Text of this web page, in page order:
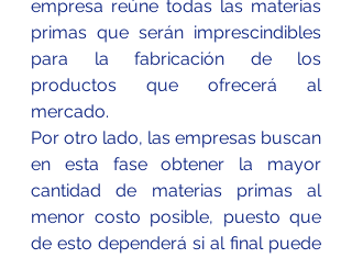
empresa reúne todas las materias
primas que serán imprescindibles
para la fabricación de los
productos que ofrecerá al
mercado.
Por otro lado, las empresas buscan
en esta fase obtener la mayor
cantidad de materias primas al
menor costo posible, puesto que
de esto dependerá si al final puede